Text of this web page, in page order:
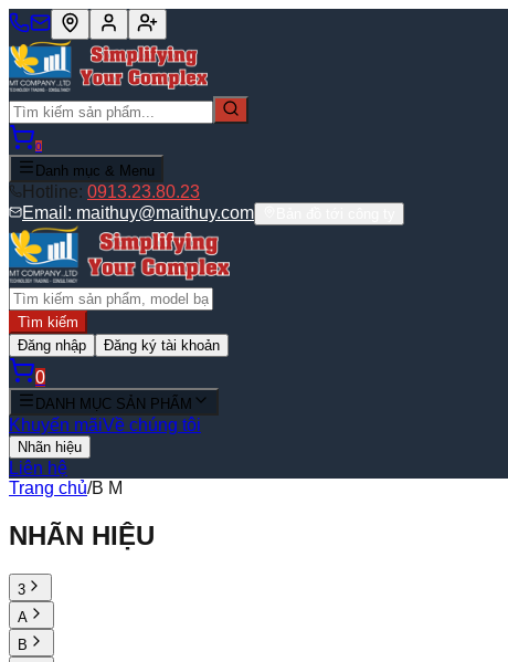
0
Danh mục & Menu
Hotline: 0913.23.80.23
Email: maithuy@maithuy.com
Tìm kiếm
Đăng nhập
Đăng ký tài khoản
0
DANH MỤC SẢN PHẨM
Khuyến mãiVề chúng tôi
Nhãn hiệu
Liên hệ
Trang chủ/B M
NHÃN HIỆU
3
A
B